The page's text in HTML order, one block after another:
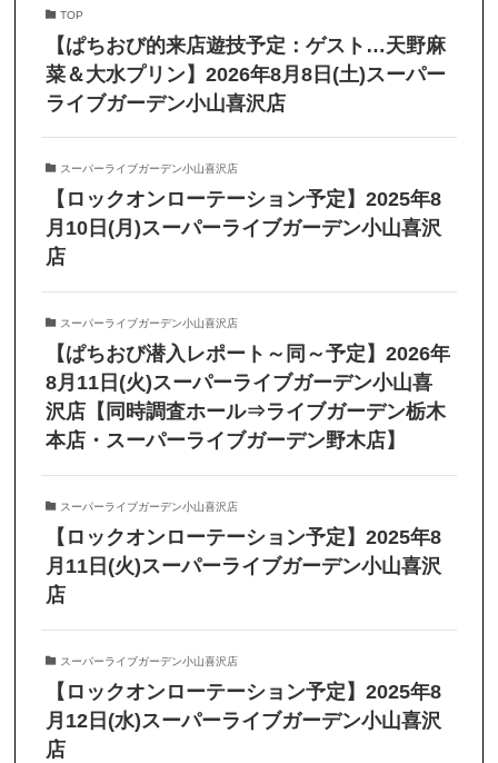
TOP
【ぱちおび的来店遊技予定：ゲスト…天野麻
菜＆大水プリン】2026年8月8日(土)スーパー
ライブガーデン小山喜沢店
スーパーライブガーデン小山喜沢店
【ロックオンローテーション予定】2025年8
月10日(月)スーパーライブガーデン小山喜沢
店
スーパーライブガーデン小山喜沢店
【ぱちおび潜入レポート～同～予定】2026年
8月11日(火)スーパーライブガーデン小山喜
沢店【同時調査ホール⇒ライブガーデン栃木
本店・スーパーライブガーデン野木店】
スーパーライブガーデン小山喜沢店
【ロックオンローテーション予定】2025年8
月11日(火)スーパーライブガーデン小山喜沢
店
スーパーライブガーデン小山喜沢店
【ロックオンローテーション予定】2025年8
月12日(水)スーパーライブガーデン小山喜沢
店